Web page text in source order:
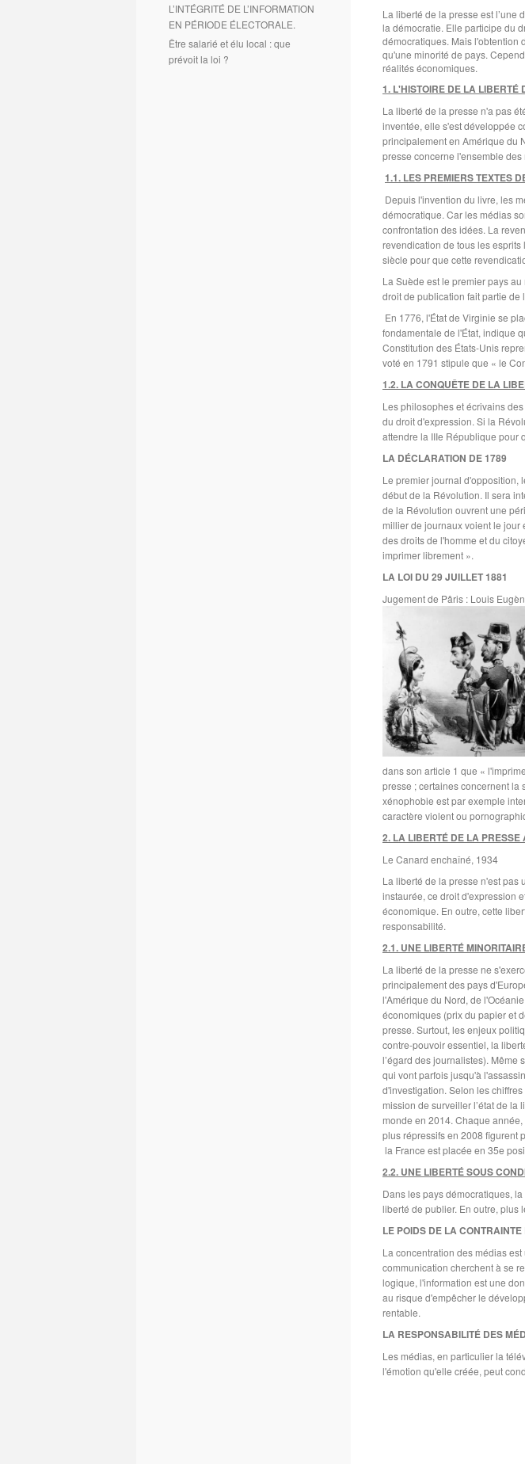
L’INTÉGRITÉ DE L’INFORMATION
EN PÉRIODE ÉLECTORALE.
Être salarié et élu local : que
prévoit la loi ?
La liberté de la presse est l’une
la démocratie. Elle participe du
démocratiques. Mais l'obtention
qu'une minorité de pays.
réalités économiques.
1. L'HISTOIRE DE LA LIBERTÉ
La liberté de la presse n'a pas
inventée, elle s'est développée
principalement en Amérique du
presse concerne l'ensemble des
1.1. LES PREMIERS TEXTES
Depuis l'invention du livre, les
démocratique. Car les médias
confrontation des idées. La
revendication de tous les
siècle pour que cette
La Suède est le premier pays
droit de publication fait partie de
En 1776, l'État de Virginie se
fondamentale de l'État, indique
Constitution des États-Unis
voté en 1791 stipule que « le
1.2. LA CONQUÊTE DE LA
Les philosophes et écrivains
du droit d'expression. Si la
attendre la IIIe République pour
LA DÉCLARATION DE 1789
Le premier journal d'opposition,
début de la Révolution. Il sera
de la Révolution ouvrent une
millier de journaux voient le jour
des droits de l'homme et du
imprimer librement ».
LA LOI DU 29 JUILLET 1881
Jugement de Pâris : Louis
dans son article 1 que «
presse ; certaines concernent la
xénophobie est par exemple
caractère violent ou
2. LA LIBERTÉ DE LA
Le Canard enchaîné, 1934
La liberté de la presse n'est pas
instaurée, ce droit d'expression
économique. En outre, cette
responsabilité.
2.1. UNE LIBERTÉ
La liberté de la presse ne
principalement des pays
l'Amérique du Nord, de
économiques (prix du papier et
presse. Surtout, les enjeux
contre-pouvoir essentiel, la
l’égard des journalistes). Même
qui vont parfois jusqu'à
d'investigation. Selon les
mission de surveiller l’état de
monde en 2014. Chaque
plus répressifs en 2008 figurent
la France est placée en 35e
2.2. UNE LIBERTÉ SOUS
Dans les pays démocratiques,
liberté de publier. En outre, plus
LE POIDS DE LA
La concentration des médias
communication cherchent à se
logique, l'information est une
au risque d'empêcher le
rentable.
LA RESPONSABILITÉ DES
Les médias, en particulier la
l'émotion qu'elle créée, peut